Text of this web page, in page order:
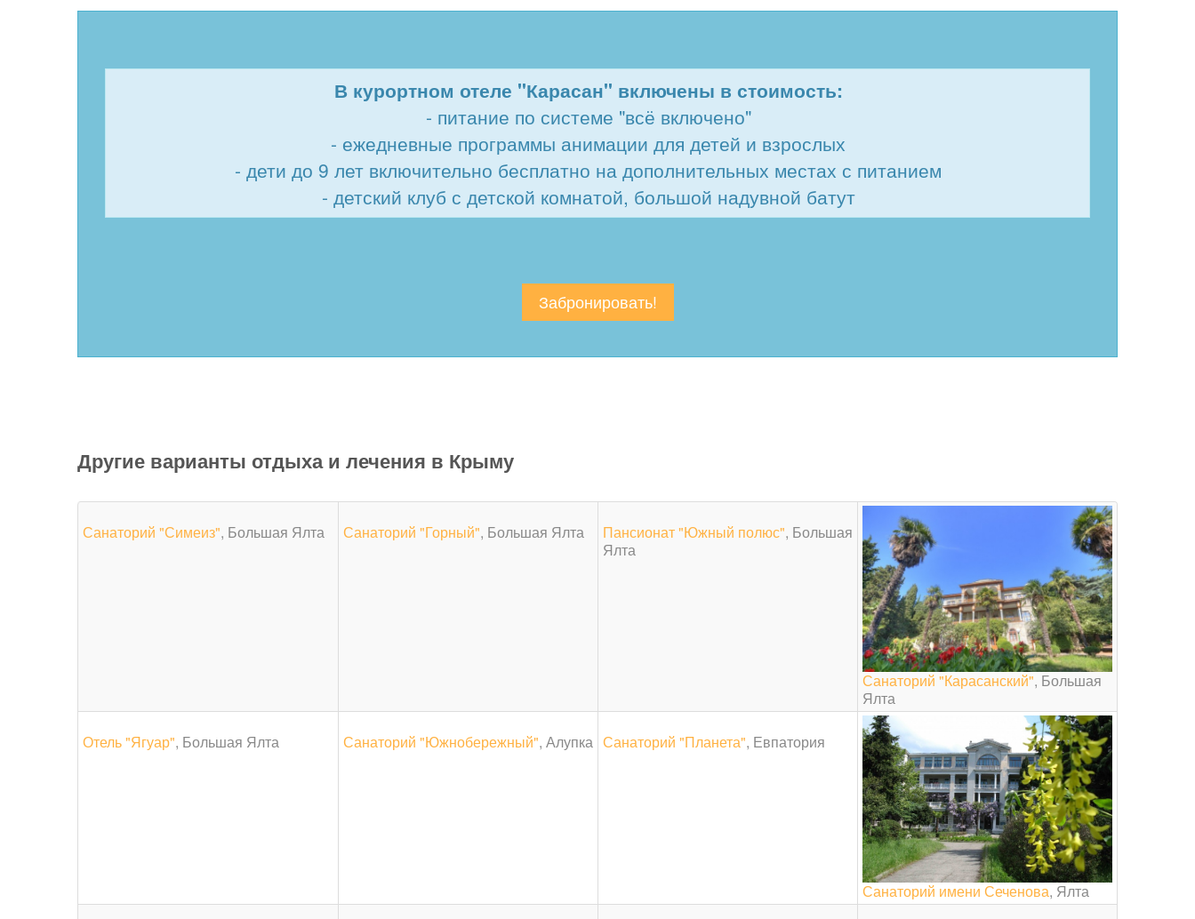
В курортном отеле "Карасан" включены в стоимость:
- питание по системе "всё включено"
- ежедневные программы анимации для детей и взрослых
- дети до 9 лет включительно бесплатно на дополнительных местах с питанием
- детский клуб с детской комнатой, большой надувной батут
Забронировать!
Другие варианты отдыха и лечения в Крыму
Санаторий "Симеиз", Большая Ялта Санаторий "Горный", Большая Ялта Пансионат "Южный полюс", Большая
Ялта
Санаторий "Карасанский", Большая
Ялта
Отель "Ягуар", Большая Ялта Санаторий "Южнобережный", Алупка Санаторий "Планета", Евпатория
Санаторий имени Сеченова, Ялта